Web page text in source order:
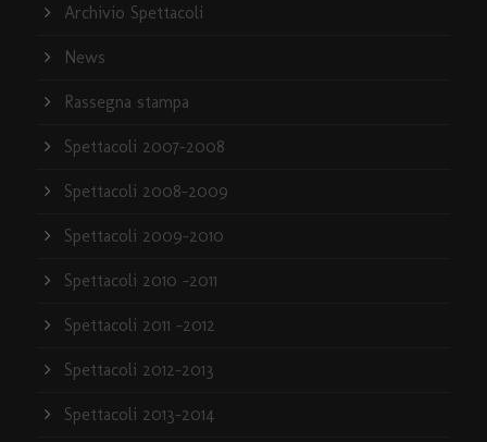
Archivio Spettacoli
News
Rassegna stampa
Spettacoli 2007-2008
Spettacoli 2008-2009
Spettacoli 2009-2010
Spettacoli 2010 -2011
Spettacoli 2011 -2012
Spettacoli 2012-2013
Spettacoli 2013-2014